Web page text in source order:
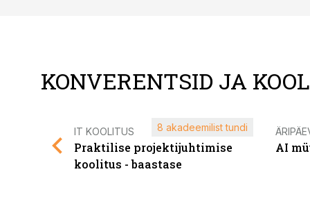
KONVERENTSID JA
IT KOOLITUS
Praktilise projektijuhtimise
koolitus - baastase
8 akadeemilist tundi
AI